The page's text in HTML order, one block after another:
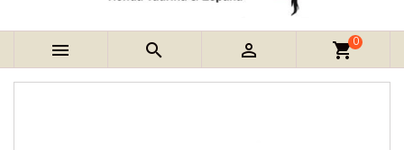
   shopping_cart0